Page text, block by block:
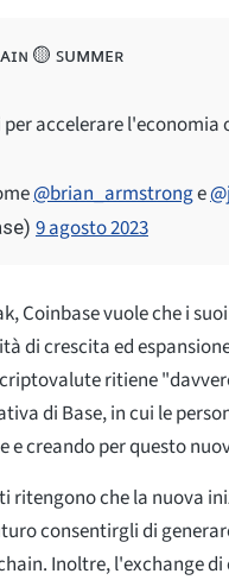
🟡 ꜱᴜᴍᴍᴇʀ
per accelerare
@brian_armstronge
9 agosto 2023
Coinbase vuole che i
di crescita ed
ritiene
di Base, in cui le
e creando per questo
ritengono che la nuova
consentirgli di
Inoltre, l'exchange